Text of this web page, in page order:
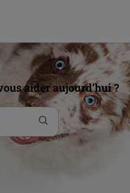
aider aujourd’hui ?